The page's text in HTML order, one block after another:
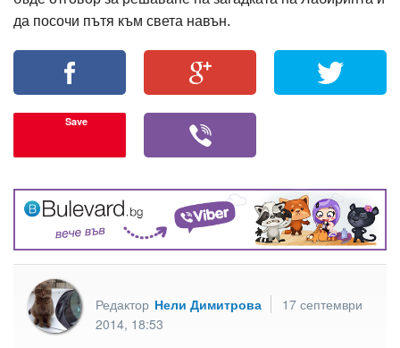
да посочи пътя към света навън.
Save
Редактор Нели Димитрова
17 септември
2014, 18:53